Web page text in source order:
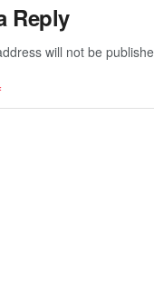
Reply
will not be